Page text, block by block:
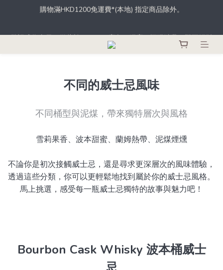
根據香港法律，不得於業務過程中，向未成年人士售賣或供應令人
根據香港法律，不得於業務過程中，向未成年人士售賣或供應令人
不同的威士忌風味
不同桶型與泥煤，帶來獨特層次與風格
雪莉果香、波本甜蜜、蘭姆熱帶、泥煤煙燻
不論你是初次接觸威士忌，還是尋求更深層次的風味體驗，
透過這些分類，你可以更輕鬆地找到屬於你的威士忌風格。
馬上挑選，感受每一瓶威士忌獨特的故事與魅力吧！
Bourbon Cask Whisky 波本桶威士